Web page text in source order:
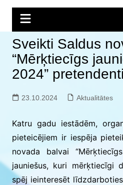
Sveikti Saldus
“Mērķtiecīgs
2024” pretendenti
23.10.2024 Aktualitātes
Katru gadu iestādēm,
pieteicējiem ir iespēja
novada balvai
jauniešus, kuri mērķtiecīgi
spēj ieinteresēt